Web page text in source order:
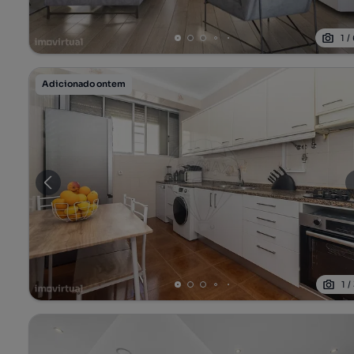
1 /
Adicionado ontem
1 /